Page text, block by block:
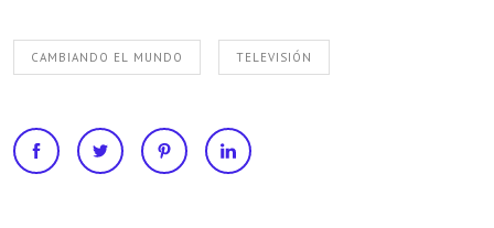
CAMBIANDO EL MUNDO TELEVISIÓN